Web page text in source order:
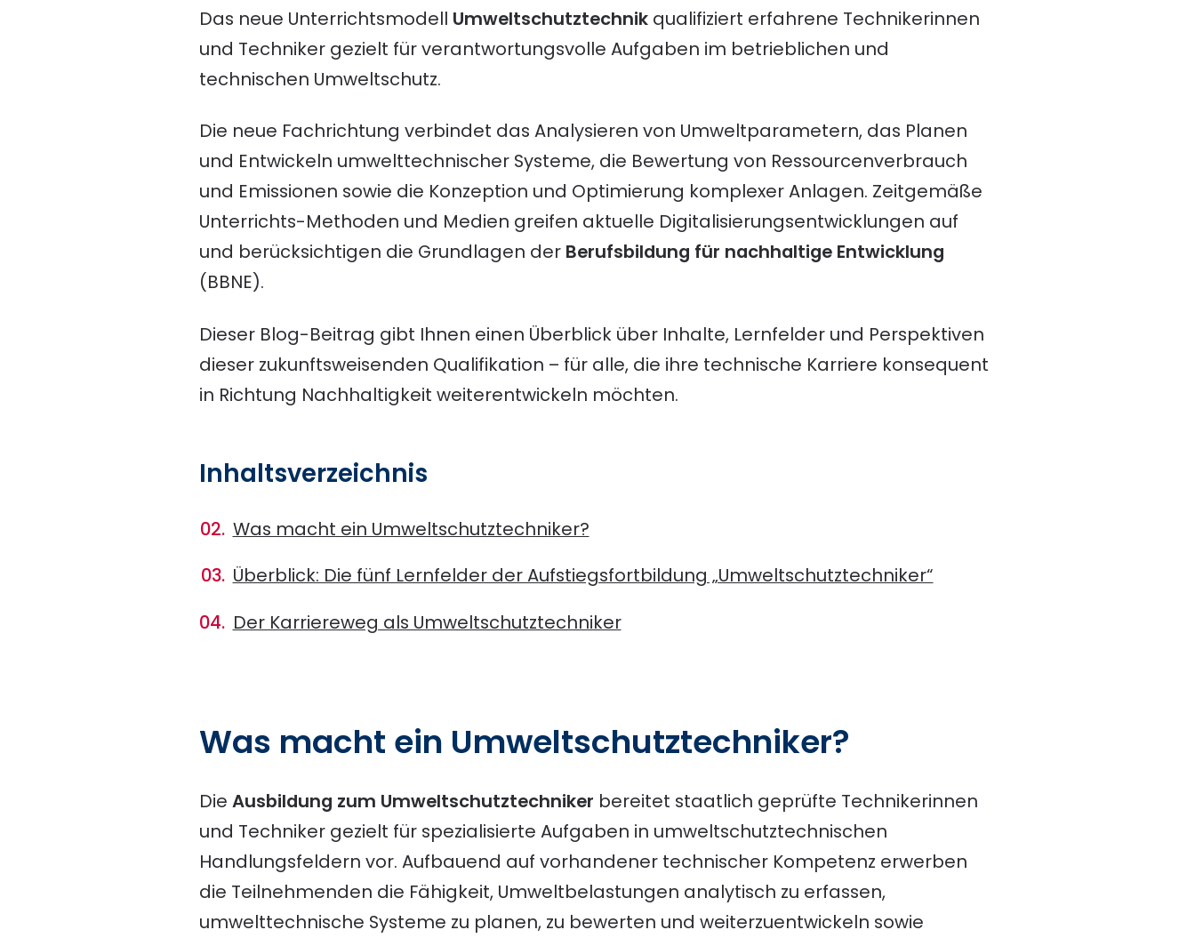
Das neue Unterrichtsmodell Umweltschutztechnik qualifiziert erfahrene Technikerinnen
und Techniker gezielt für verantwortungsvolle Aufgaben im betrieblichen und
technischen Umweltschutz.
Die neue Fachrichtung verbindet das Analysieren von Umweltparametern, das Planen
und Entwickeln umwelttechnischer Systeme, die Bewertung von Ressourcenverbrauch
und Emissionen sowie die Konzeption und Optimierung komplexer Anlagen. Zeitgemäße
Unterrichts-Methoden und Medien greifen aktuelle Digitalisierungsentwicklungen auf
und berücksichtigen die Grundlagen der Berufsbildung für nachhaltige Entwicklung
(BBNE).
Dieser Blog-Beitrag gibt Ihnen einen Überblick über Inhalte, Lernfelder und Perspektiven
dieser zukunftsweisenden Qualifikation – für alle, die ihre technische Karriere konsequent
in Richtung Nachhaltigkeit weiterentwickeln möchten.
Inhaltsverzeichnis
Was macht ein Umweltschutztechniker?
Überblick: Die fünf Lernfelder der Aufstiegsfortbildung „Umweltschutztechniker“
Der Karriereweg als Umweltschutztechniker
Was macht ein Umweltschutztechniker?
Die Ausbildung zum Umweltschutztechniker bereitet staatlich geprüfte Technikerinnen
und Techniker gezielt für spezialisierte Aufgaben in umweltschutztechnischen
Handlungsfeldern vor. Aufbauend auf vorhandener technischer Kompetenz erwerben
die Teilnehmenden die Fähigkeit, Umweltbelastungen analytisch zu erfassen,
umwelttechnische Systeme zu planen, zu bewerten und weiterzuentwickeln sowie